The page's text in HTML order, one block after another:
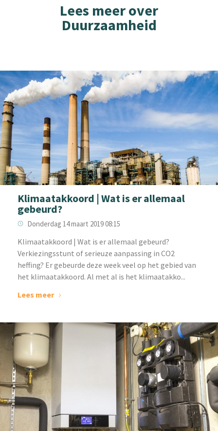
Lees meer over
Duurzaamheid
Klimaatakkoord | Wat is er allemaal
gebeurd?
Donderdag 14 maart 2019 08:15
Klimaatakkoord | Wat is er allemaal gebeurd?
Verkiezingsstunt of serieuze aanpassing in CO2
heffing? Er gebeurde deze week veel op het gebied van
het klimaatakkoord. Al met al is het klimaatakko...
Lees meer